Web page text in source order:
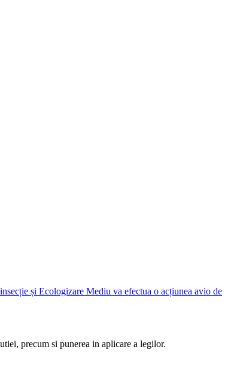
și Ecologizare Mediu va efectua o acțiunea avio de
precum si punerea in aplicare a legilor.